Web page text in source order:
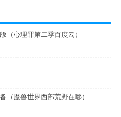
（心理罪第二季百度云）
（魔兽世界西部荒野在哪）